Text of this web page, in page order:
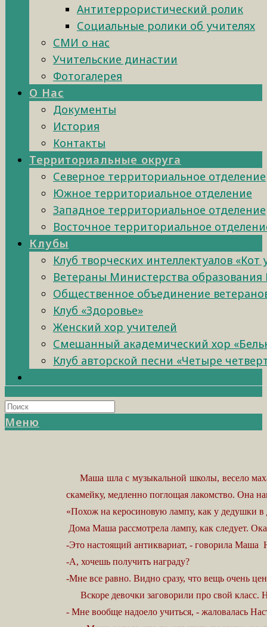
Антитеррористический ролик
Социальные ролики об учителях
СМИ о нас
Учительские династии
Фотогалерея
О Нас
Документы
История
Контакты
Территориальные округа
Северное территориальное отделение
Южное территориальное отделение
Западное территориальное отделение
Восточное территориальное
Клубы
Клуб творческих интеллектуалов «Кот
Ветераны Министерства образования
Общественное объединение
Клуб «Здоровье»
Женский хор учителей
Смешанный академический хор
Клуб авторской песни «Четыре
Меню
Маша шла с музыкальной школы, весело
скамейку, медленно поглощая лакомство. Она
«Похож на керосиновую лампу, как у дедушки в
Дома Маша рассмотрела лампу, как следует.
-Это настоящий антиквариат, - говорила Маша
-А, хочешь получить награду?
-Мне все равно. Видно сразу, что вещь очень
Вскоре девочки заговорили про свой класс.
- Мне вообще надоело учиться, - жаловалась